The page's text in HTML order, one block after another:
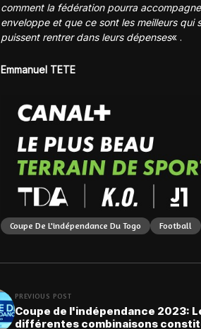
comment la fédération pourra
enveloppe et que ce sont les meilleurs qui
puissent rentrer dans leurs dépenses« .
Emmanuel TETE
Coupe De L'indépendance Du Togo Football
PREVIOUS POST
Coupe de l'indépendance 2023:
différentes combinaisons